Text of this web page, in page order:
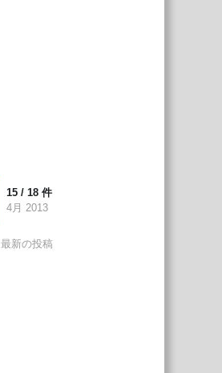
15 / 18 件
4月 2013
最新の投稿